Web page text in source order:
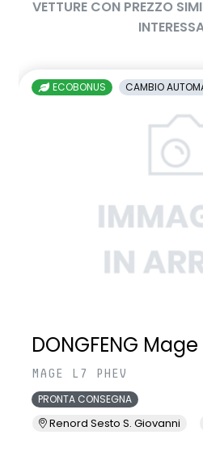
VETTURE CON PREZZO
ECOBONUS CAMBIO
DONGFENG Mage
MAGE L7 PHEV
PRONTA CONSEGNA
Renord Sesto S. Giovanni